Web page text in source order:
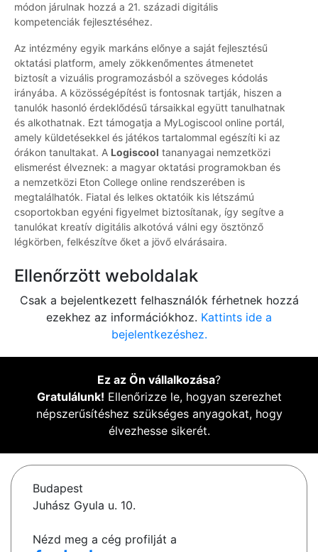
módon járulnak hozzá a 21. századi digitális
kompetenciák fejlesztéséhez.
Az intézmény egyik markáns előnye a saját fejlesztésű
oktatási platform, amely zökkenőmentes átmenetet
biztosít a vizuális programozásból a szöveges kódolás
irányába. A közösségépítést is fontosnak tartják, hiszen a
tanulók hasonló érdeklődésű társaikkal együtt tanulhatnak
és alkothatnak. Ezt támogatja a MyLogiscool online portál,
amely küldetésekkel és játékos tartalommal egészíti ki az
órákon tanultakat. A Logiscool tananyagai nemzetközi
elismerést élveznek: a magyar oktatási programokban és
a nemzetközi Eton College online rendszerében is
megtalálhatók. Fiatal és lelkes oktatóik kis létszámú
csoportokban egyéni figyelmet biztosítanak, így segítve a
tanulókat kreatív digitális alkotóvá válni egy ösztönző
légkörben, felkészítve őket a jövő elvárásaira.
Ellenőrzött weboldalak
Csak a bejelentkezett felhasználók férhetnek hozzá
ezekhez az információkhoz. Kattints ide a
bejelentkezéshez.
Ez az Ön vállalkozása?
Gratulálunk! Ellenőrizze le, hogyan szerezhet
népszerűsítéshez szükséges anyagokat, hogy
élvezhesse sikerét.
Budapest
Juhász Gyula u. 10.
Nézd meg a cég profilját a